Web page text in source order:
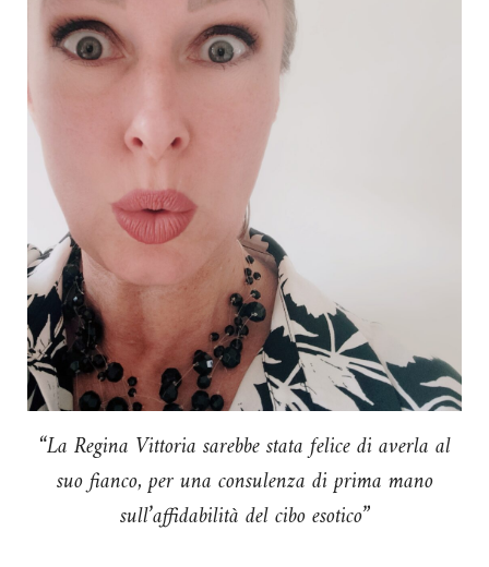
“La Regina Vittoria sarebbe stata felice di averla al
suo fianco, per una consulenza di prima mano
sull’affidabilità del cibo esotico”